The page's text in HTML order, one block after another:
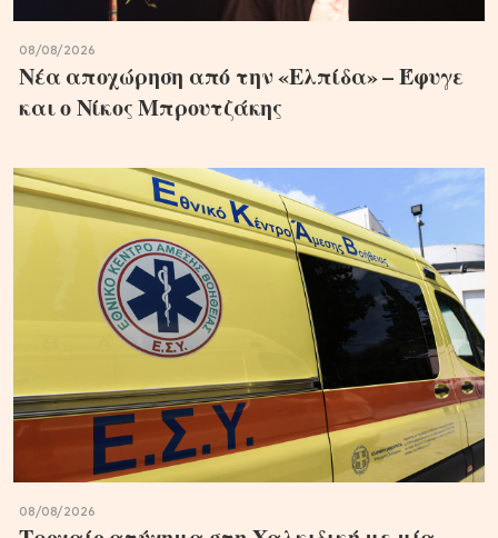
08/08/2026
Νέα αποχώρηση από την «Ελπίδα» – Έφυγε
και ο Νίκος Μπρουτζάκης
08/08/2026